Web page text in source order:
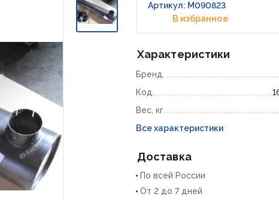
Артикул: М090823
В избранное
Характеристики
Бренд
Код
Вес, кг
Все характеристики
Доставка
По всей России
От 2 до 7 дней